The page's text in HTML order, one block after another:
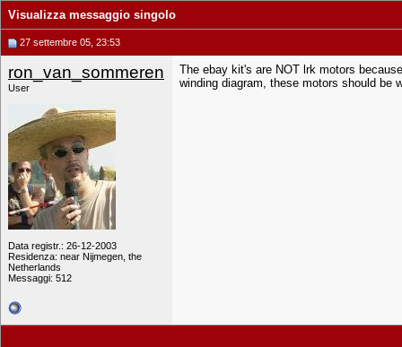
Visualizza messaggio singolo
27 settembre 05, 23:53
ron_van_sommeren
User
Data registr.: 26-12-2003
Residenza: near Nijmegen, the
Netherlands
Messaggi: 512
The ebay kit's are NOT lrk motors
winding diagram, these motors should be